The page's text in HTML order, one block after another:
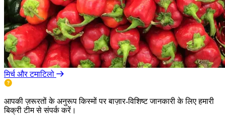
मिर्च और टमाटिलो
आपकी ज़रूरतों के अनुरूप किस्मों पर बाज़ार-विशिष्ट जानकारी के लिए हमारी
बिक्री टीम से संपर्क करें।